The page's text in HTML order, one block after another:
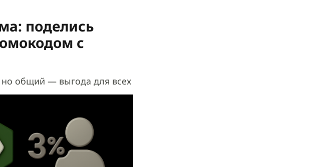
поделись
с
но общий — выгода для всех